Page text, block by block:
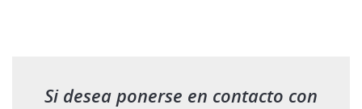
Si desea ponerse en contacto con